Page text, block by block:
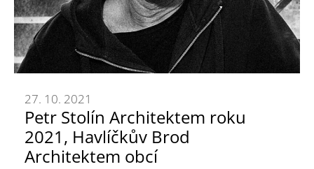
Petr Stolín Architektem roku
2021, Havlíčkův Brod
Architektem obcí
27. 10. 2021